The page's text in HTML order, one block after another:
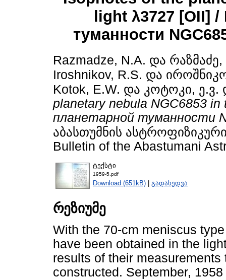
light λ3727 [OII]
туманности
Razmadze, N.A. და რაზმაძე,
Iroshnikov, R.S. და
Kotok, E.W. და კოტოკი, ე.ვ.
planetary nebula NGC6853
планетарной туманности
აბასთუმნის
Bulletin of the Abastumani
ტექსტი
1959-5.pdf
Download (651kB) | გადახედვა
რეზიუმე
With the 70-cm meniscus
have been obtained in the
results of their
constructed. September, 1958